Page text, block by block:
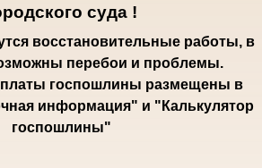
суда !
восстановительные работы, в
перебои и проблемы.
госпошлины размещены в
информация" и "Калькулятор
госпошлины"